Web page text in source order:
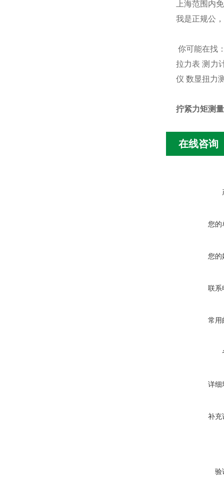
上海范围内
我是正规公
你可能在找
拉力表 测力
仪 数显扭力
拧紧力矩测
在线咨询
您的
您的
联系
常用
详细
补充
验